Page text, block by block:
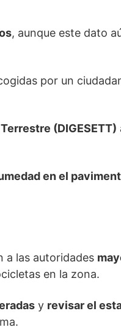
, aunque este dato
por un
(DIGESETT)
en el
a las autoridades
en la zona.
y revisar el